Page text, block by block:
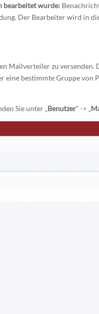
bearbeitet wurde:
Der Bearbeiter wird in
Mailverteiler zu versenden.
eine bestimmte Gruppe von
Sie unter „Benutzer“ -> „